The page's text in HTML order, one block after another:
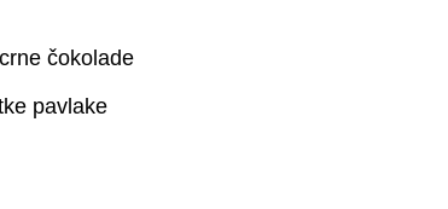
čokolade
pavlake